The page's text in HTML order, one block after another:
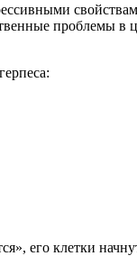
проблемы
его клетки